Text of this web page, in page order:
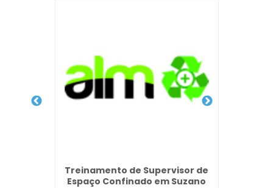
Treinamento de Supervisor de
Espaço Confinado em Suzano